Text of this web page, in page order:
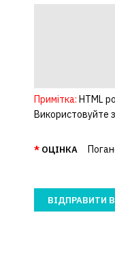
Примітка: HTML
Використовуйте
ОЦІНКА
ВІДПРАВИТИ